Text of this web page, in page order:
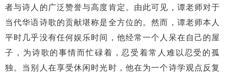
者与诗人的广泛赞誉与高度肯定。由此可见，谭老师对于
当代华语诗歌的贡献堪称是全方位的。然而，谭老师本人
平时几乎没有任何娱乐时间，他经常一个人呆在自己的屋
子，为诗歌的事情而忙碌着，忍受着常人难以忍受的孤
独。当别人在享受休闲时光时，他在为一个诗学观点反复